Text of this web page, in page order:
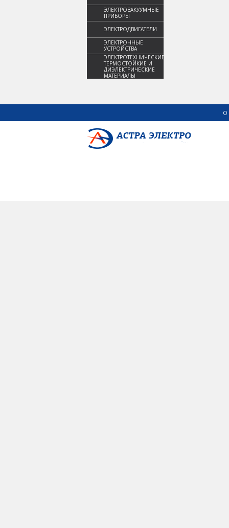
ЭЛЕКТРОВАКУУМНЫЕ
ПРИБОРЫ
ЭЛЕКТРОДВИГАТЕЛИ
ЭЛЕКТРОННЫЕ
УСТРОЙСТВА
ЭЛЕКТРОТЕХНИЧЕСКИЕ,
ТЕРМОСТОЙКИЕ И
ДИЭЛЕКТРИЧЕСКИЕ
МАТЕРИАЛЫ